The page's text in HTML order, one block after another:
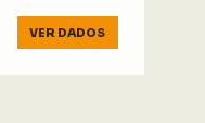
VER DADOS